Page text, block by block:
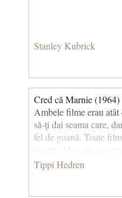
Stanley Kubrick
Cred că Marnie
Ambele filme erau
să-ţi dai seama care,
fel de goană. Toate
Marnie era atât de
fascinantă - biata
care a jucat, în regia
Tippi Hedren